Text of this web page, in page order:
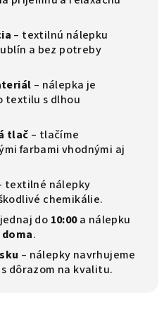
– textilnú nálepku
a bez potreby
– nálepka je
textilu s dlhou
tlač – tlačíme
farbami vhodnými aj
textilné nálepky
chemikálie.
do 10:00a nálepku
.
– nálepky navrhujeme
dôrazom na kvalitu.